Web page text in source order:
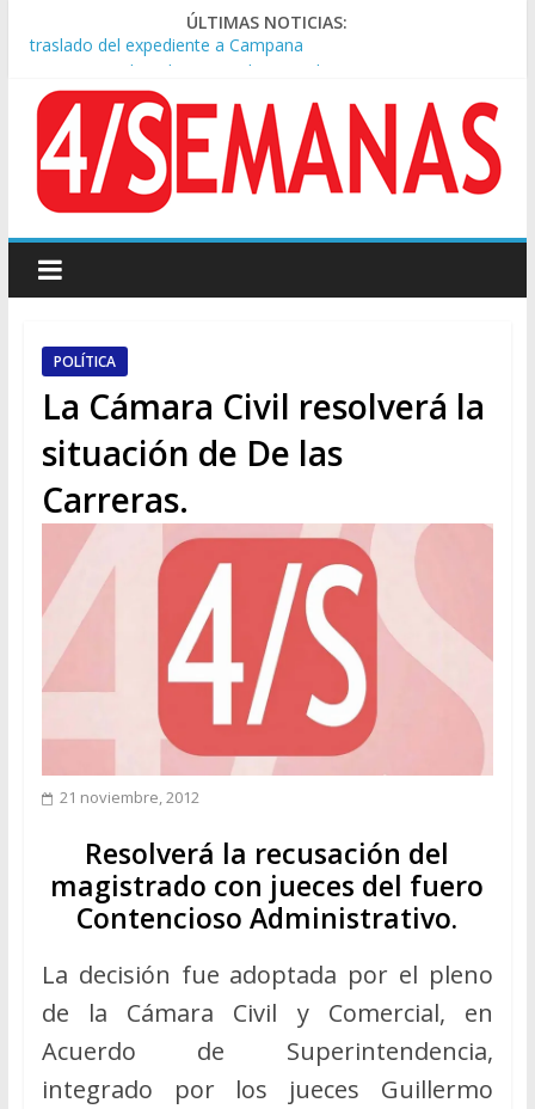
ÚLTIMAS NOTICIAS:
A pocas cuadras de La Bombonera chocaron un tren y un
colectivo: siete heridos
Día de San Cayetano: masiva marcha a Plaza de Mayo de
sindicatos y organizaciones sociales
Pesar por la muerte de Leandro Rud, histórico representante
y conductor de TV
Tras la aprobación de la ley de propiedad privada, Bullrich
Causa AFA: el juez Amarante calificó de “ficción judicial” el
traslado del expediente a Campana
POLÍTICA
La Cámara Civil resolverá la
situación de De las
Carreras.
21 noviembre, 2012
Resolverá la recusación del
magistrado con jueces del fuero
Contencioso Administrativo.
La decisión fue adoptada por el pleno
de la Cámara Civil y Comercial, en
Acuerdo de Superintendencia,
integrado por los jueces Guillermo